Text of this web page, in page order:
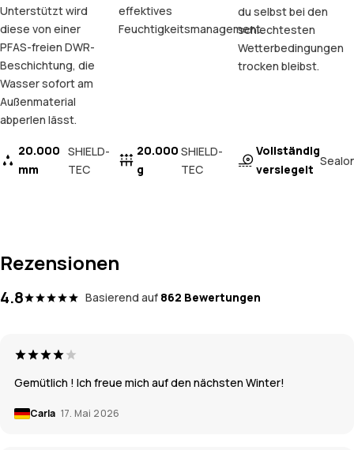
Unterstützt wird
diese von einer
PFAS-freien DWR-
Beschichtung, die
Wasser sofort am
Außenmaterial
abperlen lässt.
20.000
mm
SHIELD-
TEC
effektives
Feuchtigkeitsmanagement.
20.000
g
SHIELD-
TEC
du selbst bei den
schlechtesten
Wetterbedingungen
trocken bleibst.
Vollständig
versiegelt
Rezensionen
4.8 Basierend auf 862 Bewertungen
Gemütlich ! Ich freue mich auf den nächsten Winter!
Carla 17. Mai 2026